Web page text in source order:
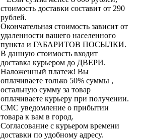
стоимость доставки составит от 290
рублей.
Окончательная стоимость зависит от
удаленности вашего населенного
пункта и ГАБАРИТОВ ПОСЫЛКИ.
В данную стоимость входит
доставка курьером до ДВЕРИ.
Наложенный платеж! Вы
оплачиваете только 50% суммы ,
остальную сумму за товар
оплачиваете курьеру при получении.
СМС уведомление о прибытии
товара к вам в город.
Согласование с курьером времени
доставки по удобному адресу.